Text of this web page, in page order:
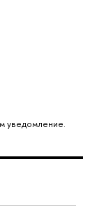
уведомление.